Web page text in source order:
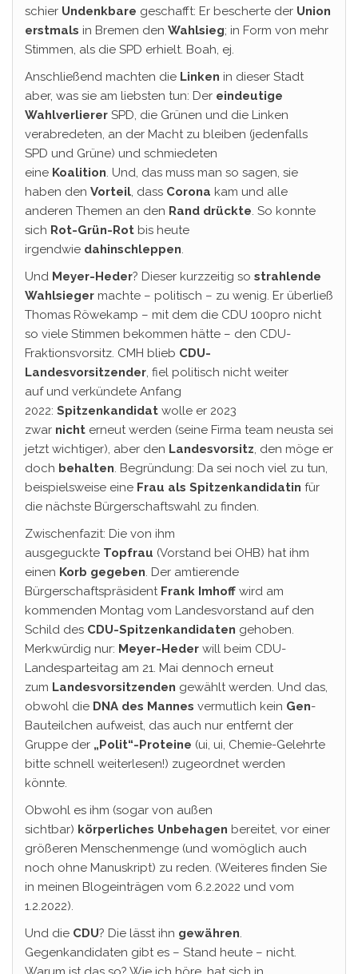
schier Undenkbare geschafft: Er bescherte der Union
erstmals in Bremen den Wahlsieg; in Form von mehr
Stimmen, als die SPD erhielt. Boah, ej.
Anschließend machten die Linken in dieser Stadt
aber, was sie am liebsten tun: Der eindeutige
Wahlverlierer SPD, die Grünen und die Linken
verabredeten, an der Macht zu bleiben (jedenfalls
SPD und Grüne) und schmiedeten
eine Koalition. Und, das muss man so sagen, sie
haben den Vorteil, dass Corona kam und alle
anderen Themen an den Rand drückte. So konnte
sich Rot-Grün-Rot bis heute
irgendwie dahinschleppen.
Und Meyer-Heder? Dieser kurzzeitig so strahlende
Wahlsieger machte – politisch – zu wenig. Er überließ
Thomas Röwekamp – mit dem die CDU 100pro nicht
so viele Stimmen bekommen hätte – den CDU-
Fraktionsvorsitz. CMH blieb CDU-
Landesvorsitzender, fiel politisch nicht weiter
auf und verkündete Anfang
2022: Spitzenkandidat wolle er 2023
zwar nicht erneut werden (seine Firma team neusta sei
jetzt wichtiger), aber den Landesvorsitz, den möge er
doch behalten. Begründung: Da sei noch viel zu tun,
beispielsweise eine Frau als Spitzenkandidatin für
die nächste Bürgerschaftswahl zu finden.
Zwischenfazit: Die von ihm
ausgeguckte Topfrau (Vorstand bei OHB) hat ihm
einen Korb gegeben. Der amtierende
BürgerschaftspräsidentFrank Imhoff wird am
kommenden Montag vom Landesvorstand auf den
Schild des CDU-Spitzenkandidaten gehoben.
Merkwürdig nur: Meyer-Heder will beim CDU-
Landesparteitag am 21. Mai dennoch erneut
zum Landesvorsitzenden gewählt werden. Und das,
obwohl die DNA des Mannes vermutlich kein Gen-
Bauteilchen aufweist, das auch nur entfernt der
Gruppe der „Polit“-Proteine (ui, ui, Chemie-Gelehrte
bitte schnell weiterlesen!) zugeordnet werden
könnte.
Obwohl es ihm (sogar von außen
sichtbar) körperliches Unbehagen bereitet, vor einer
größeren Menschenmenge (und womöglich auch
noch ohne Manuskript) zu reden. (Weiteres finden Sie
in meinen Blogeinträgen vom 6.2.2022 und vom
1.2.2022).
Und die CDU? Die lässt ihn gewähren.
Gegenkandidaten gibt es – Stand heute – nicht.